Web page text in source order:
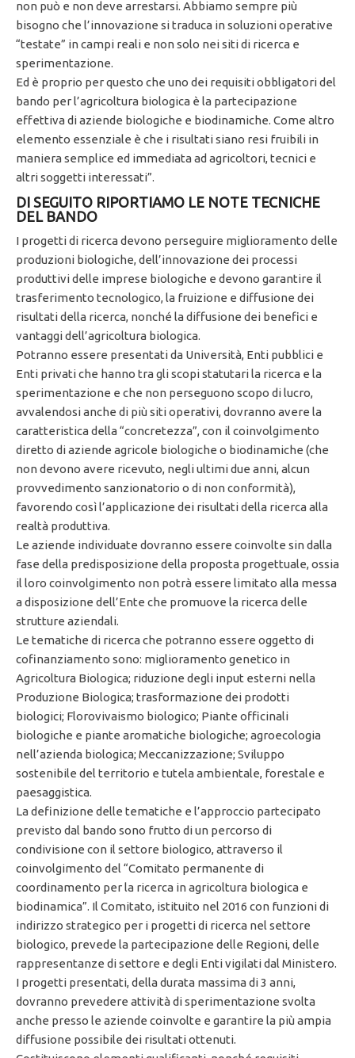
non può e non deve arrestarsi. Abbiamo sempre più
bisogno che l’innovazione si traduca in soluzioni operative
“testate” in campi reali e non solo nei siti di ricerca e
sperimentazione.
Ed è proprio per questo che uno dei requisiti obbligatori del
bando per l’agricoltura biologica è la partecipazione
effettiva di aziende biologiche e biodinamiche. Come altro
elemento essenziale è che i risultati siano resi fruibili in
maniera semplice ed immediata ad agricoltori, tecnici e
altri soggetti interessati”.
DI SEGUITO RIPORTIAMO LE NOTE TECNICHE
DEL BANDO
I progetti di ricerca devono perseguire miglioramento delle
produzioni biologiche, dell’innovazione dei processi
produttivi delle imprese biologiche e devono garantire il
trasferimento tecnologico, la fruizione e diffusione dei
risultati della ricerca, nonché la diffusione dei benefici e
vantaggi dell’agricoltura biologica.
Potranno essere presentati da Università, Enti pubblici e
Enti privati che hanno tra gli scopi statutari la ricerca e la
sperimentazione e che non perseguono scopo di lucro,
avvalendosi anche di più siti operativi, dovranno avere la
caratteristica della “concretezza”, con il coinvolgimento
diretto di aziende agricole biologiche o biodinamiche (che
non devono avere ricevuto, negli ultimi due anni, alcun
provvedimento sanzionatorio o di non conformità),
favorendo così l’applicazione dei risultati della ricerca alla
realtà produttiva.
Le aziende individuate dovranno essere coinvolte sin dalla
fase della predisposizione della proposta progettuale, ossia
il loro coinvolgimento non potrà essere limitato alla messa
a disposizione dell’Ente che promuove la ricerca delle
strutture aziendali.
Le tematiche di ricerca che potranno essere oggetto di
cofinanziamento sono: miglioramento genetico in
Agricoltura Biologica; riduzione degli input esterni nella
Produzione Biologica; trasformazione dei prodotti
biologici; Florovivaismo biologico; Piante officinali
biologiche e piante aromatiche biologiche; agroecologia
nell’azienda biologica; Meccanizzazione; Sviluppo
sostenibile del territorio e tutela ambientale, forestale e
paesaggistica.
La definizione delle tematiche e l’approccio partecipato
previsto dal bando sono frutto di un percorso di
condivisione con il settore biologico, attraverso il
coinvolgimento del “Comitato permanente di
coordinamento per la ricerca in agricoltura biologica e
biodinamica”. Il Comitato, istituito nel 2016 con funzioni di
indirizzo strategico per i progetti di ricerca nel settore
biologico, prevede la partecipazione delle Regioni, delle
rappresentanze di settore e degli Enti vigilati dal Ministero.
I progetti presentati, della durata massima di 3 anni,
dovranno prevedere attività di sperimentazione svolta
anche presso le aziende coinvolte e garantire la più ampia
diffusione possibile dei risultati ottenuti.